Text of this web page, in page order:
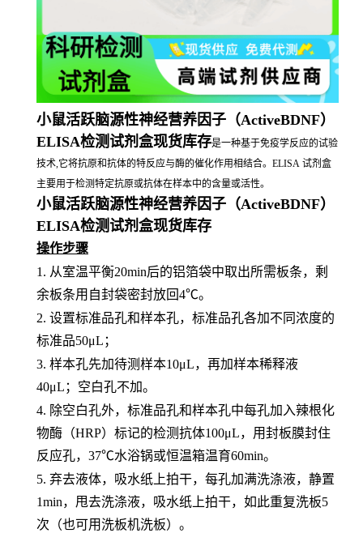
小鼠活跃脑源性神经营养因子（ActiveBDNF）
ELISA检测试剂盒现货库存是一种基于免疫学反应的试验
技术,它将抗原和抗体的特反应与酶的催化作用相结合。ELISA 试剂盒
主要用于检测特定抗原或抗体在样本中的含量或活性。
小鼠活跃脑源性神经营养因子（ActiveBDNF）
ELISA检测试剂盒现货库存
操作步骤
1. 从室温平衡20min后的铝箔袋中取出所需板条，剩
余板条用自封袋密封放回4℃。
2. 设置标准品孔和样本孔，标准品孔各加不同浓度的
标准品50μL；
3. 样本孔先加待测样本10μL，再加样本稀释液
40μL；空白孔不加。
4. 除空白孔外，标准品孔和样本孔中每孔加入辣根化
物酶（HRP）标记的检测抗体100μL，用封板膜封住
反应孔，37℃水浴锅或恒温箱温育60min。
5. 弃去液体，吸水纸上拍干，每孔加满洗涤液，静置
1min，甩去洗涤液，吸水纸上拍干，如此重复洗板5
次（也可用洗板机洗板）。